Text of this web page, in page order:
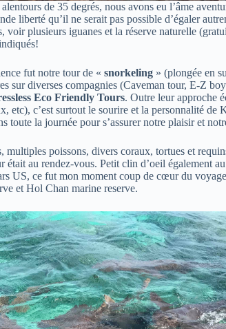
de 35 degrés, nous avons eu l’âme
liberté qu’il ne serait pas possible d’égaler
voir plusieurs iguanes et la réserve naturelle
fut notre tour de « snorkeling » (plongée en
sur diverses compagnies (Caveman tour, E-Z
Eco Friendly Tours. Outre leur approche
etc), c’est surtout le sourire et la personnalité de
toute la journée pour s’assurer notre plaisir et
multiples poissons, divers coraux, tortues et
était au rendez-vous. Petit clin d’oeil également
US, ce fut mon moment coup de cœur du
et Hol Chan marine reserve.